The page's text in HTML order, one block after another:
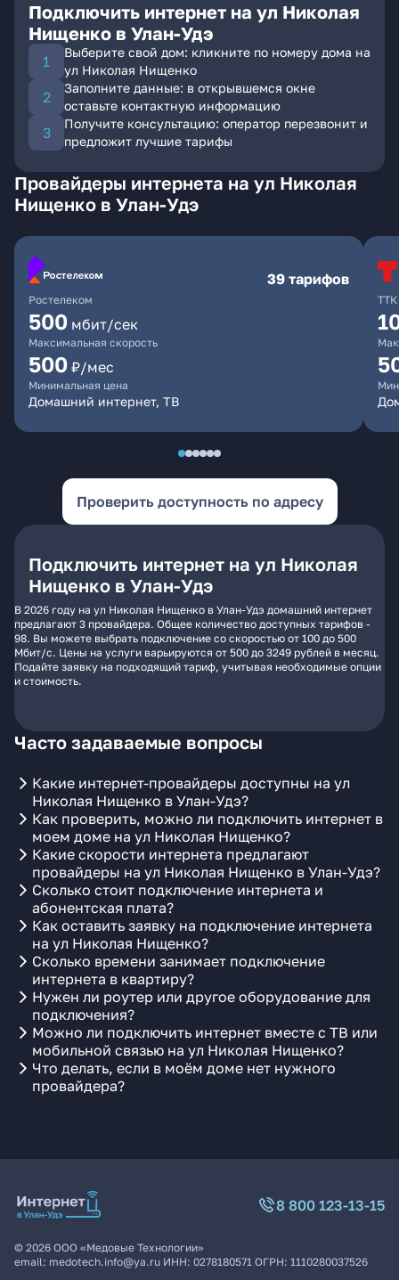
Подключить интернет на ул Николая
Нищенко в Улан-Удэ
Выберите свой дом: кликните по номеру дома на
ул Николая Нищенко
Заполните данные: в открывшемся окне
оставьте контактную информацию
Получите консультацию: оператор перезвонит и
предложит лучшие тарифы
Провайдеры интернета на ул Николая
Нищенко в Улан-Удэ
Ростелеком
39 тарифов
500 мбит/сек
Максимальная скорость
500 ₽/мес
Минимальная цена
Домашний интернет, ТВ
ТТК
Проверить доступность по адресу
Подключить интернет на ул Николая
Нищенко в Улан-Удэ
В 2026 году на ул Николая Нищенко в Улан-Удэ домашний интернет
предлагают 3 провайдера. Общее количество доступных тарифов -
98. Вы можете выбрать подключение со скоростью от 100 до 500
Мбит/с. Цены на услуги варьируются от 500 до 3249 рублей в месяц.
Подайте заявку на подходящий тариф, учитывая необходимые опции
и стоимость.
Часто задаваемые вопросы
Какие интернет-провайдеры доступны на ул
Николая Нищенко в Улан-Удэ?
Как проверить, можно ли подключить интернет в
моем доме на ул Николая Нищенко?
Какие скорости интернета предлагают
провайдеры на ул Николая Нищенко в Улан-Удэ?
Сколько стоит подключение интернета и
абонентская плата?
Как оставить заявку на подключение интернета
на ул Николая Нищенко?
Сколько времени занимает подключение
интернета в квартиру?
Нужен ли роутер или другое оборудование для
подключения?
Можно ли подключить интернет вместе с ТВ или
мобильной связью на ул Николая Нищенко?
Что делать, если в моём доме нет нужного
провайдера?
8 800 123-13-15
© 2026 ООО «Медовые Технологии»
email: medotech.info@ya.ru ИНН: 0278180571 ОГРН: 1110280037526